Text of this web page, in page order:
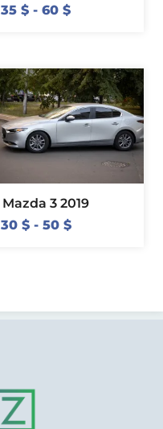
35 $ - 60 $
Mazda 3 2019
30 $ - 50 $